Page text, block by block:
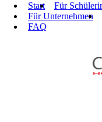
Start Für
Für Unternehmen
FAQ